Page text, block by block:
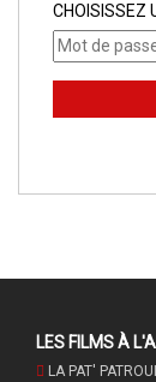
CHOISISSEZ
LES FILMS À
LA PAT'